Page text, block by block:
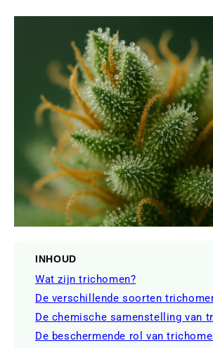
INHOUD
Wat zijn trichomen?
De verschillende soorten
De chemische samenstelling van
De beschermende rol van